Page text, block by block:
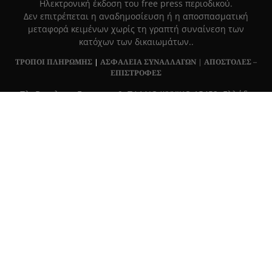
Hλεκτρονική έκδοση του free press περιοδικού.
Δεν επιτρέπεται η αναδημοσίευση ή η αποσπασματική
μεταφορά κειμένων χωρίς τη γραπτή συναίνεση των
κατόχων των δικαιωμάτων..
ΤΡΟΠΟΙ ΠΛΗΡΩΜΗΣ | ΑΣΦΑΛΕΙΑ ΣΥΝΑΛΛΑΓΩΝ | ΑΠΟΣΤΟΛΕΣ –
ΕΠΙΣΤΡΟΦΕΣ
Πλ. Βασιλεως Γεωργιου 6, ΠΑΛΑΙΟ ΨΥΧΙΚΟ 15452, Ελλάδα